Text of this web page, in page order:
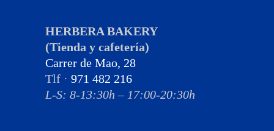
HERBERA BAKERY
(Tienda y cafetería)
Carrer de Mao, 28
Tlf · 971 482 216
L-S: 8-13:30h – 17:00-20:30h